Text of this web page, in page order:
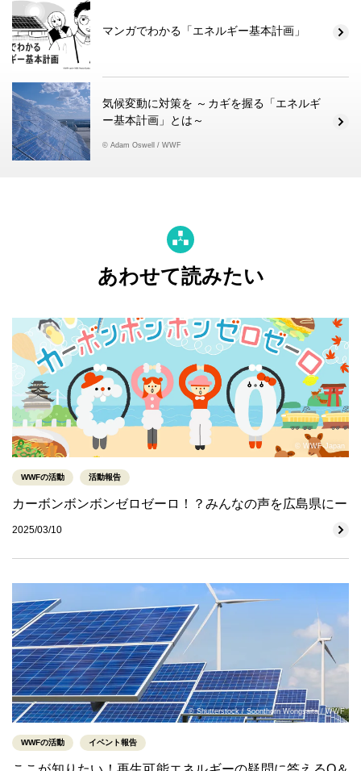
マンガでわかる「エネルギー基本計画」
気候変動に対策を ～カギを握る「エネルギ
ー基本計画」とは～
© Adam Oswell / WWF
あわせて読みたい
© WWF-Japan
WWFの活動 活動報告
カーボンボンボンゼロゼーロ！？みんなの声を広島県にー
2025/03/10
© Shutterstock / Soonthorn Wongsaita / WWF
WWFの活動 イベント報告